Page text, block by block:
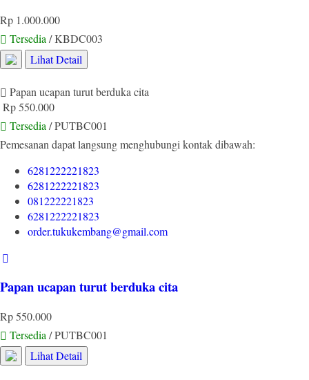
Rp 1.000.000
Tersedia / KBDC003
Lihat Detail
Papan ucapan turut berduka cita
Rp 550.000
Tersedia / PUTBC001
Pemesanan dapat langsung menghubungi kontak dibawah:
6281222221823
6281222221823
081222221823
6281222221823
order.tukukembang@gmail.com
Papan ucapan turut berduka cita
Rp 550.000
Tersedia / PUTBC001
Lihat Detail